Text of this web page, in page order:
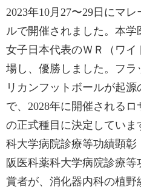
2023年10月27〜29日にマ
ルで開催されました。本
女子日本代表のＷＲ（ワイ
場し、優勝しました。フラ
リカンフットボールが起
で、2028年に開催される
の正式種目に決定していま
科大学病院診療等功績顕彰
阪医科薬科大学病院診療
賞者が、消化器内科の植野